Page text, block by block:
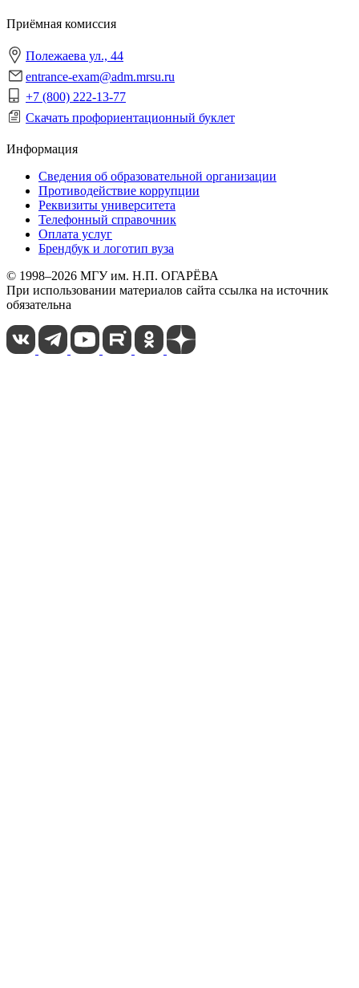
Приёмная комиссия
Полежаева ул., 44
entrance-exam@adm.mrsu.ru
+7 (800) 222-13-77
Скачать профориентационный буклет
Информация
Сведения об образовательной организации
Противодействие коррупции
Реквизиты университета
Телефонный справочник
Оплата услуг
Брендбук и логотип вуза
© 1998–2026 МГУ им. Н.П. ОГАРЁВА
При использовании материалов сайта ссылка на источник
обязательна